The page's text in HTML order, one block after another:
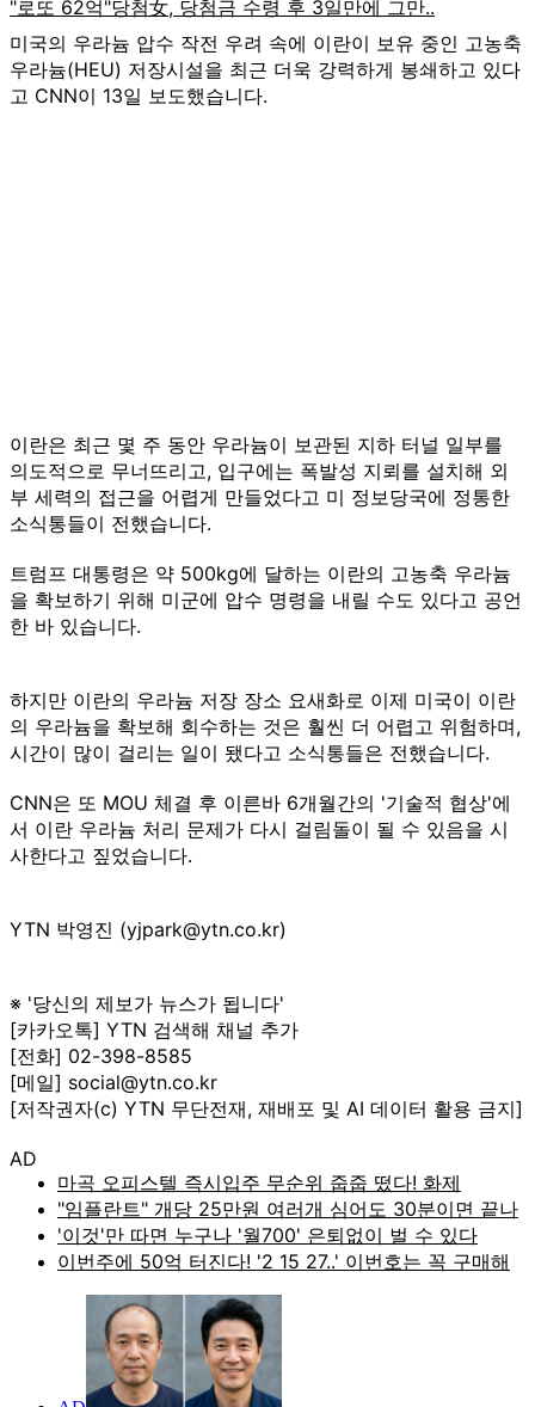
미국의 우라늄 압수 작전 우려 속에 이란이 보유 중인 고농축
우라늄(HEU) 저장시설을 최근 더욱 강력하게 봉쇄하고 있다
고 CNN이 13일 보도했습니다.
이란은 최근 몇 주 동안 우라늄이 보관된 지하 터널 일부를
의도적으로 무너뜨리고, 입구에는 폭발성 지뢰를 설치해 외
부 세력의 접근을 어렵게 만들었다고 미 정보당국에 정통한
소식통들이 전했습니다.
트럼프 대통령은 약 500kg에 달하는 이란의 고농축 우라늄
을 확보하기 위해 미군에 압수 명령을 내릴 수도 있다고 공언
한 바 있습니다.
하지만 이란의 우라늄 저장 장소 요새화로 이제 미국이 이란
의 우라늄을 확보해 회수하는 것은 훨씬 더 어렵고 위험하며,
시간이 많이 걸리는 일이 됐다고 소식통들은 전했습니다.
CNN은 또 MOU 체결 후 이른바 6개월간의 '기술적 협상'에
서 이란 우라늄 처리 문제가 다시 걸림돌이 될 수 있음을 시
사한다고 짚었습니다.
YTN 박영진 (yjpark@ytn.co.kr)
※ '당신의 제보가 뉴스가 됩니다'
[카카오톡] YTN 검색해 채널 추가
[전화] 02-398-8585
[메일] social@ytn.co.kr
[저작권자(c) YTN 무단전재, 재배포 및 AI 데이터 활용 금지]
AD